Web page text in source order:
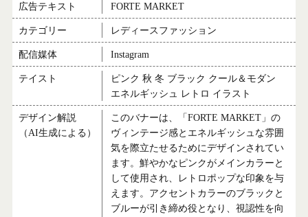
広告テキスト FORTE MARKET
カテゴリー レディースファッション
配信媒体 Instagram
テイスト
ピンク 秋 冬 ブラック クール＆モダン
エネルギッシュ レトロ イラスト
デザイン解説
（AI生成による）
このバナーは、「FORTE MARKET」の
ヴィンテージ感とエネルギッシュな雰囲
気を際立たせるためにデザインされてい
ます。鮮やかなピンクがメインカラーと
して使用され、レトロポップな印象を与
えます。アクセントカラーのブラックと
ブルーが引き締め役となり、視認性を向